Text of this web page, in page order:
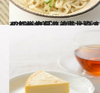
2018.6.10
47都道府県の美味しいすぐれもの 「スタミナグルメ」～北海道・東北篇～
グルメ